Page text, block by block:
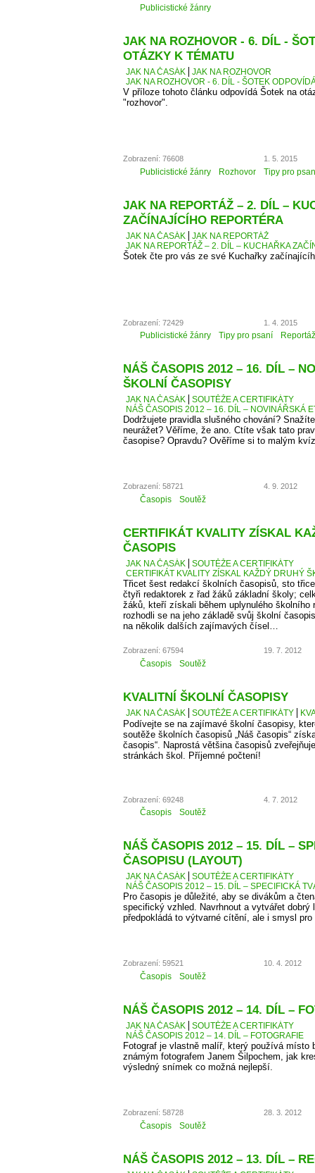
Publicistické žánry
JAK NA ROZHOVOR - 6. DÍL -
OTÁZKY K TÉMATU
JAK NA ČASÁK
JAK NA ROZHOVOR
JAK NA ROZHOVOR - 6. DÍL - ŠOTEK
V příloze tohoto článku odpovídá Šotek na
"rozhovor".
Zobrazení: 76608 1. 5. 2015
Publicistické žánry Rozhovor Tipy pro
JAK NA REPORTÁŽ – 2. DÍL –
ZAČÍNAJÍCÍHO REPORTÉRA
JAK NA ČASÁK
JAK NA REPORTÁŽ
JAK NA REPORTÁŽ – 2. DÍL – KUCHAŘKA
Šotek čte pro vás ze své Kuchařky
Zobrazení: 72429 1. 4. 2015
Publicistické žánry Tipy pro psaní Reportáž
NÁŠ ČASOPIS 2012 – 16. DÍL –
ŠKOLNÍ ČASOPISY
JAK NA ČASÁK
SOUTĚŽE A CERTIFIKÁTY
NÁŠ ČASOPIS 2012 – 16. DÍL – NOVINÁŘSKÁ
Dodržujete pravidla slušného chování?
neurážet? Věříme, že ano. Ctíte však tato
časopise? Opravdu? Ověříme si to malým
Zobrazení: 58721 4. 9. 2012
Časopis Soutěž
CERTIFIKÁT KVALITY ZÍSKAL
ČASOPIS
JAK NA ČASÁK
SOUTĚŽE A CERTIFIKÁTY
CERTIFIKÁT KVALITY ZÍSKAL KAŽDÝ DRUHÝ
Třicet šest redakcí školních časopisů, sto
čtyři redaktorek z řad žáků základní školy;
žáků, kteří získali během uplynulého školního
rozhodli se na jeho základě svůj školní
na několik dalších zajímavých čísel…
Zobrazení: 67594 19. 7. 2012
Časopis Soutěž
KVALITNÍ ŠKOLNÍ ČASOPISY
JAK NA ČASÁK SOUTĚŽE A CERTIFIKÁTY
Podívejte se na zajímavé školní časopisy,
soutěže školních časopisů „Náš časopis“
časopis“. Naprostá většina časopisů
stránkách škol. Příjemné počtení!
Zobrazení: 69248 4. 7. 2012
Časopis Soutěž
NÁŠ ČASOPIS 2012 – 15. DÍL –
ČASOPISU (LAYOUT)
JAK NA ČASÁK
SOUTĚŽE A CERTIFIKÁTY
NÁŠ ČASOPIS 2012 – 15. DÍL – SPECIFICKÁ
Pro časopis je důležité, aby se divákům a
specifický vzhled. Navrhnout a vytvářet dobrý
předpokládá to výtvarné cítění, ale i smysl pro
Zobrazení: 59521 10. 4. 2012
Časopis Soutěž
NÁŠ ČASOPIS 2012 – 14. DÍL –
JAK NA ČASÁK
SOUTĚŽE A CERTIFIKÁTY
NÁŠ ČASOPIS 2012 – 14. DÍL – FOTOGRAFIE
Fotograf je vlastně malíř, který používá místo
známým fotografem Janem Šilpochem, jak
výsledný snímek co možná nejlepší.
Zobrazení: 58728 28. 3. 2012
Časopis Soutěž
NÁŠ ČASOPIS 2012 – 13. DÍL –